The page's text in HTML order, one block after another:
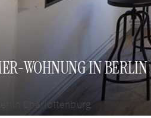
WOHNUNG IN
Charlottenburg